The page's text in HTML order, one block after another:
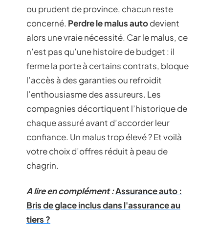
ou prudent de province, chacun reste
concerné. Perdre le malus autodevient
alors une vraie nécessité. Car le malus, ce
n’est pas qu’une histoire de budget : il
ferme la porte à certains contrats, bloque
l’accès à des garanties ou refroidit
l’enthousiasme des assureurs. Les
compagnies décortiquent l’historique de
chaque assuré avant d’accorder leur
confiance. Un malus trop élevé ? Et voilà
votre choix d’offres réduit à peau de
chagrin.
A lire en complément :Assurance auto :
Bris de glace inclus dans l'assurance au
tiers ?